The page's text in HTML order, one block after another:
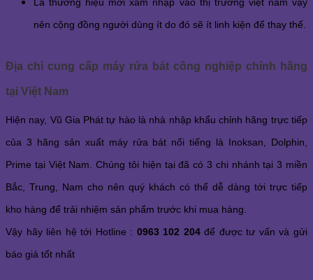
nên cộng đồng người dùng ít do đó sẽ ít linh kiện để thay thế.
Địa chỉ cung cấp máy rửa bát công nghiệp chính hãng
tại Việt Nam
Hiện nay, Vũ Gia Phát tự hào là nhà nhập khẩu chỉnh hãng trực tiếp
của 3 hãng sản xuất máy rửa bát nổi tiếng là Inoksan, Dolphin,
Prime tại Việt Nam. Chúng tôi hiện tại đã có 3 chi nhánh tại 3 miền
Bắc, Trung, Nam cho nên quý khách có thể dễ dàng tới trực tiếp
kho hàng để trải nhiệm sản phẩm trước khi mua hàng.
Vậy hãy liên hệ tới Hotline : 0963 102 204 để được tư vấn và gửi
báo giá tốt nhất